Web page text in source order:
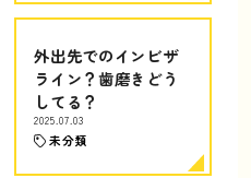
外出先でのインビザ
ライン？歯磨きどう
してる？
2025.07.03
未分類